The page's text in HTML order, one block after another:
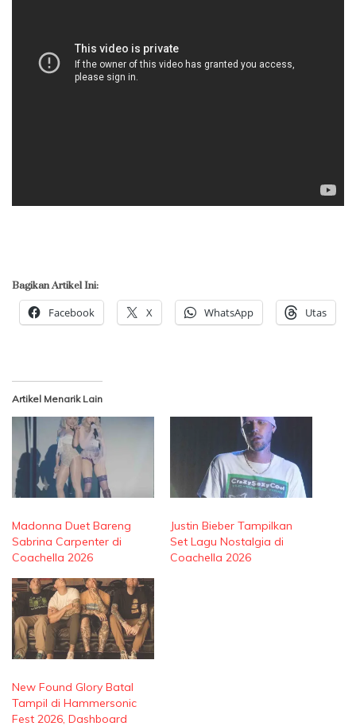
Bagikan Artikel Ini:
Facebook X WhatsApp Utas
Artikel Menarik Lain
Madonna Duet Bareng
Sabrina Carpenter di
Coachella 2026
Justin Bieber Tampilkan
Set Lagu Nostalgia di
Coachella 2026
New Found Glory Batal
Tampil di Hammersonic
Fest 2026, Dashboard